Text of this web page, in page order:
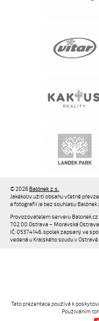
© 2026 Balónek z.s.
Jakékoliv užití obsahu včetně
a fotografií je bez souhlasu Balónek
Provozovatelem serveru
702 00 Ostrava – Moravská
IČ: 05374146, spolek zapsaný ve
vedená u Krajského soudu v Ostravě.
Tato prezentace používá k
Používáním